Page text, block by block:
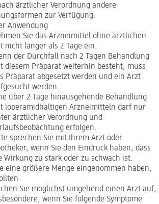
ärztlicher Verordnung andere
zur Verfügung.
Anwendung
Sie das Arzneimittel ohne ärztlichen
nicht länger als 2 Tage ein.
der Durchfall nach 2 Tagen Behandlung
diesem Präparat weiterhin besteht, muss
Präparat abgesetzt werden und ein Arzt
werden.
über 2 Tage hinausgehende Behandlung
loperamidhaltigen Arzneimitteln darf nur
ärztlicher Verordnung und
erfolgen.
sprechen Sie mit Ihrem Arzt oder
wenn Sie den Eindruck haben, dass
Wirkung zu stark oder zu schwach ist.
eine größere Menge eingenommen haben,
Sie möglichst umgehend einen Arzt auf,
wenn Sie folgende Symptome